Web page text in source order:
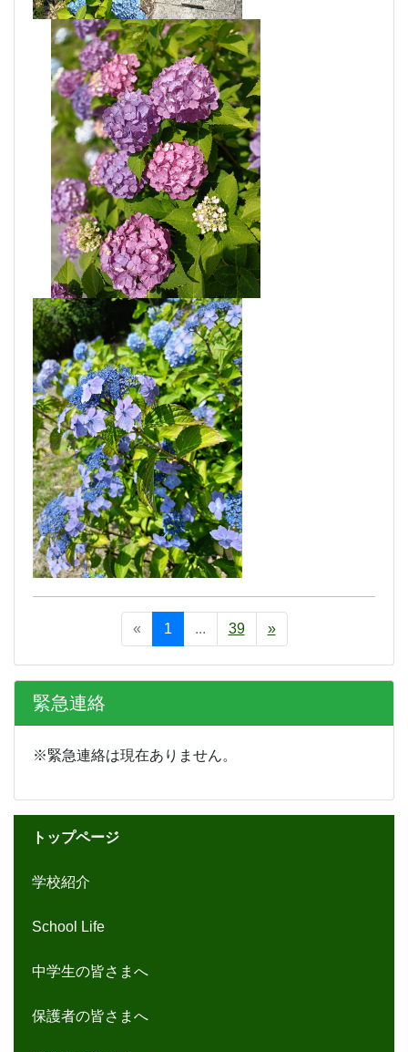
トップページ
学校紹介
School Life
中学生の皆さまへ
保護者の皆さまへ
« 1 ... 39 »
緊急連絡
※緊急連絡は現在ありません。